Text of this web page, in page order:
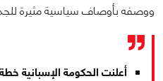
ووصفه بأوصاف سياسية مثيرة
أعلنت الحكومة الإسبانية